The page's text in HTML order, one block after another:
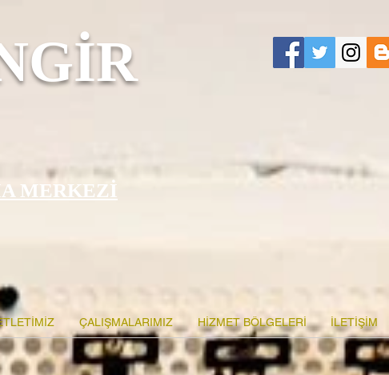
MERKEZİ
ÇALIŞMALARIMIZ HİZMET BÖLGELERİ İLETİŞİM